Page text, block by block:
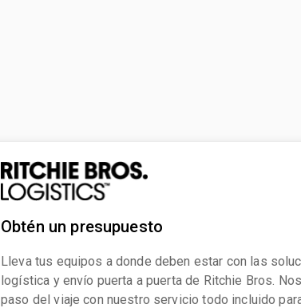
Obtén un presupuesto
Lleva tus equipos a donde deben estar con las
logística y envío puerta a puerta de Ritchie Bros.
paso del viaje con nuestro servicio todo incluido